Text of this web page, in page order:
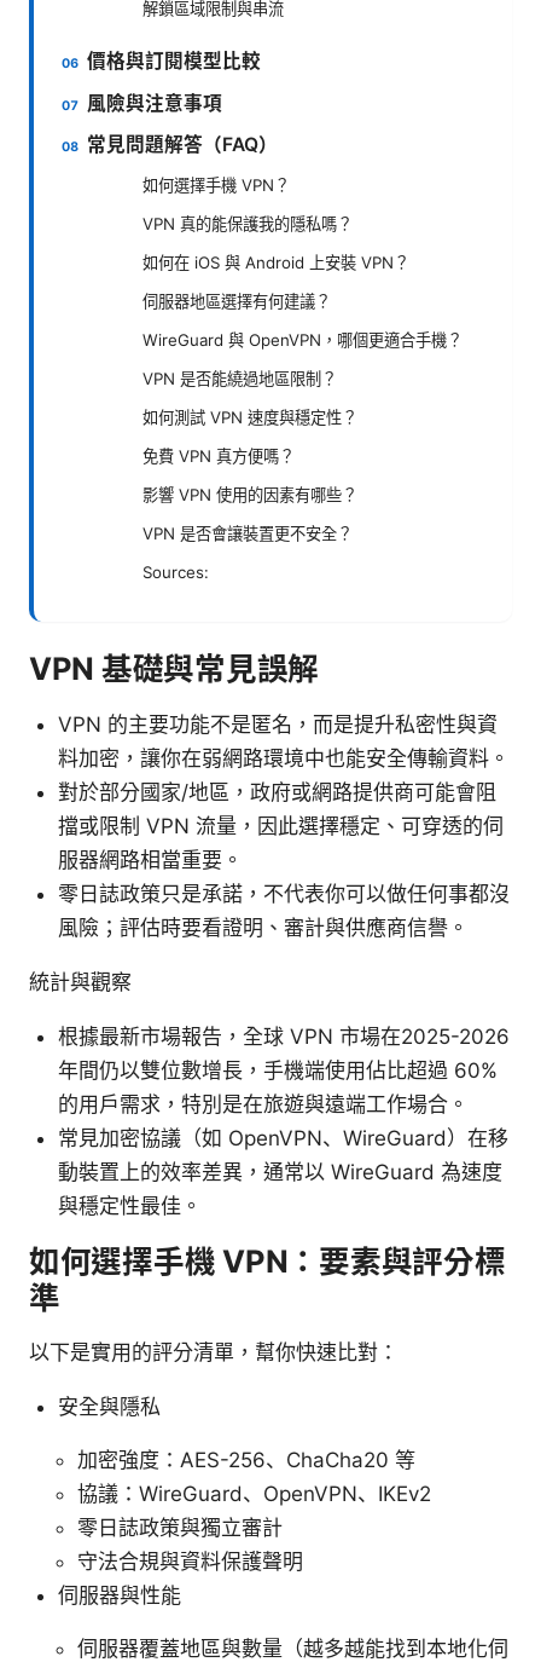
解鎖區域限制與串流
價格與訂閱模型比較
風險與注意事項
常見問題解答（FAQ）
如何選擇手機 VPN？
VPN 真的能保護我的隱私嗎？
如何在 iOS 與 Android 上安裝 VPN？
伺服器地區選擇有何建議？
WireGuard 與 OpenVPN，哪個更適合手機？
VPN 是否能繞過地區限制？
如何測試 VPN 速度與穩定性？
免費 VPN 真方便嗎？
影響 VPN 使用的因素有哪些？
VPN 是否會讓裝置更不安全？
Sources:
VPN 基礎與常見誤解
VPN 的主要功能不是匿名，而是提升私密性與資
料加密，讓你在弱網路環境中也能安全傳輸資料。
對於部分國家/地區，政府或網路提供商可能會阻
擋或限制 VPN 流量，因此選擇穩定、可穿透的伺
服器網路相當重要。
零日誌政策只是承諾，不代表你可以做任何事都沒
風險；評估時要看證明、審計與供應商信譽。
統計與觀察
根據最新市場報告，全球 VPN 市場在2025-2026
年間仍以雙位數增長，手機端使用佔比超過 60%
的用戶需求，特別是在旅遊與遠端工作場合。
常見加密協議（如 OpenVPN、WireGuard）在移
動裝置上的效率差異，通常以 WireGuard 為速度
與穩定性最佳。
如何選擇手機 VPN：要素與評分標
準
以下是實用的評分清單，幫你快速比對：
安全與隱私
加密強度：AES-256、ChaCha20 等
協議：WireGuard、OpenVPN、IKEv2
零日誌政策與獨立審計
守法合規與資料保護聲明
伺服器與性能
伺服器覆蓋地區與數量（越多越能找到本地化伺